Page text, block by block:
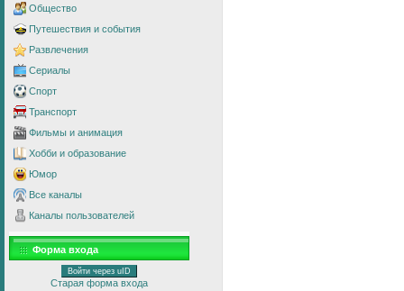
Общество
Путешествия и события
Развлечения
Сериалы
Спорт
Транспорт
Фильмы и анимация
Хобби и образование
Юмор
Все каналы
Каналы пользователей
Форма входа
Войти через uID
Старая форма входа